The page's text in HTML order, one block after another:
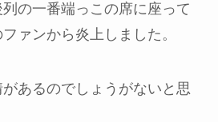
の一番端っこの席に座って
ァンから炎上しました。
あるのでしょうがないと思